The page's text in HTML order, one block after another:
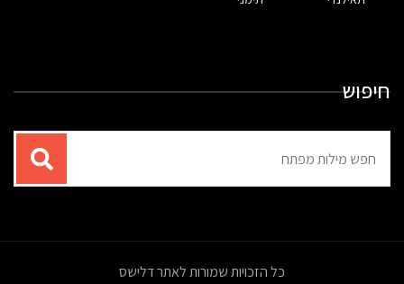
חיפוש
עבור
כל הזכויות שמורות לאתר דלישס